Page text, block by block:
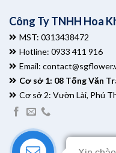
Công Ty TNHH Hoa
MST: 0313438472
Hotline: 0933 411 916
Email:
Cơ sở 1: 08 Tống Văn
Cơ sở 2: Vườn Lài, Phú